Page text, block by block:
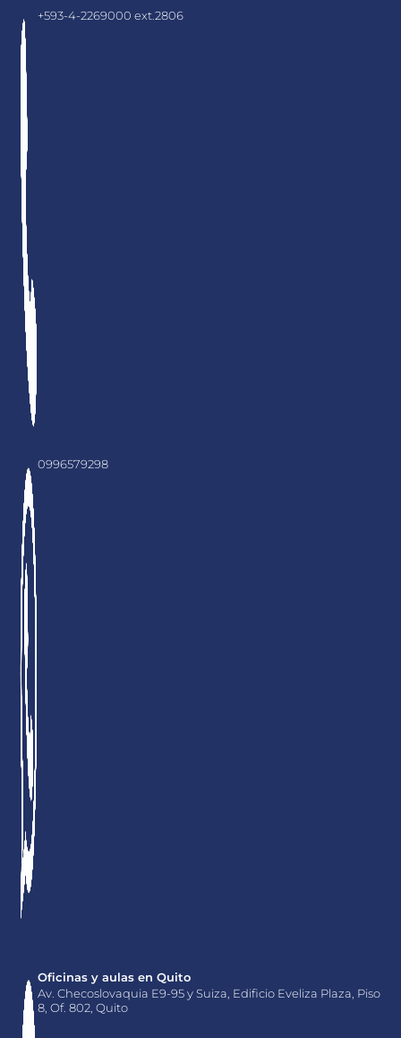
+593-4-2269000 ext.2806
0996579298
Oficinas y aulas en Quito
Av. Checoslovaquia E9-95 y Suiza, Edificio Eveliza Plaza, Piso
8, Of. 802, Quito